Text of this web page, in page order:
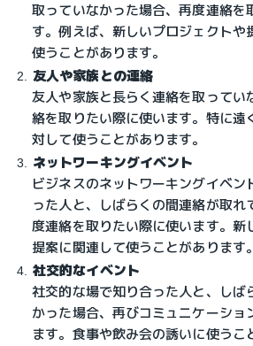
取っていなかった場合、再度連絡を
す。例えば、新しいプロジェクトや
使うことがあります。
友人や家族との連絡
友人や家族と長らく連絡を取ってい
絡を取りたい際に使います。特に遠
対して使うことがあります。
ネットワーキングイベント
ビジネスのネットワーキングイベン
った人と、しばらくの間連絡が取れ
度連絡を取りたい際に使います。新
提案に関連して使うことがあります。
社交的なイベント
社交的な場で知り合った人と、しば
かった場合、再びコミュニケーショ
ます。食事や飲み会の誘いに使うこ